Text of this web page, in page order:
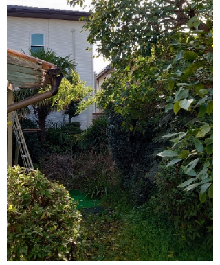
9月 2023 (1)
8月 2023 (1)
7月 2023 (1)
6月 2023 (1)
5月 2023 (1)
4月 2023 (1)
2月 2023 (1)
1月 2023 (1)
12月 2022 (1)
11月 2022 (1)
10月 2022 (1)